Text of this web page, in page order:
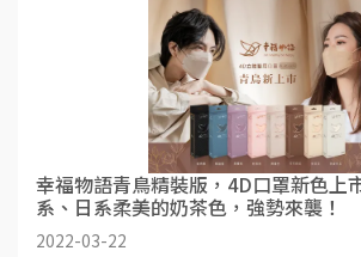
幸福物語青鳥精裝版，4D口罩新色上
系、日系柔美的奶茶色，強勢來襲！
2022-03-22